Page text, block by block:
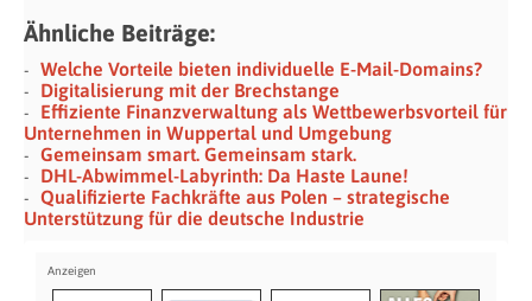
Ähnliche Beiträge:
Welche Vorteile bieten individuelle E-Mail-Domains?
Digitalisierung mit der Brechstange
Effiziente Finanzverwaltung als Wettbewerbsvorteil für
Unternehmen in Wuppertal und Umgebung
Gemeinsam smart. Gemeinsam stark.
DHL-Abwimmel-Labyrinth: Da Haste Laune!
Qualifizierte Fachkräfte aus Polen – strategische
Unterstützung für die deutsche Industrie